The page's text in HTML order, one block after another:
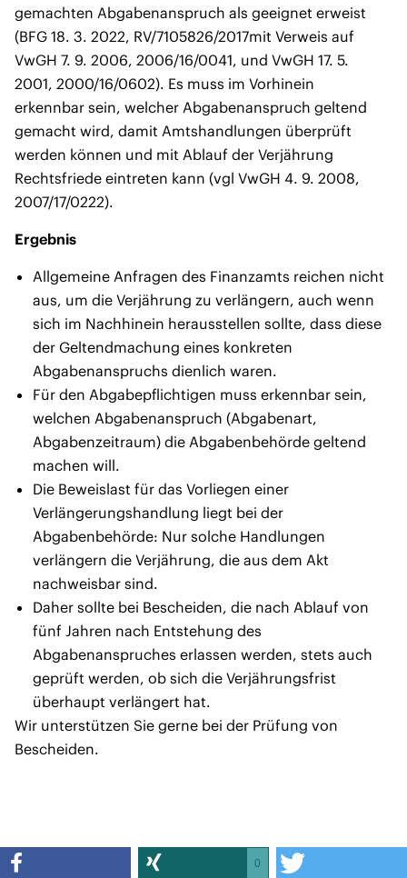
gemachten Abgabenanspruch als geeignet erweist
(BFG 18. 3. 2022, RV/7105826/2017mit Verweis auf
VwGH 7. 9. 2006, 2006/16/0041, und VwGH 17. 5.
2001, 2000/16/0602). Es muss im Vorhinein
erkennbar sein, welcher Abgabenanspruch geltend
gemacht wird, damit Amtshandlungen überprüft
werden können und mit Ablauf der Verjährung
Rechtsfriede eintreten kann (vgl VwGH 4. 9. 2008,
2007/17/0222).
Ergebnis
Allgemeine Anfragen des Finanzamts reichen nicht
aus, um die Verjährung zu verlängern, auch wenn
sich im Nachhinein herausstellen sollte, dass diese
der Geltendmachung eines konkreten
Abgabenanspruchs dienlich waren.
Für den Abgabepflichtigen muss erkennbar sein,
welchen Abgabenanspruch (Abgabenart,
Abgabenzeitraum) die Abgabenbehörde geltend
machen will.
Die Beweislast für das Vorliegen einer
Verlängerungshandlung liegt bei der
Abgabenbehörde: Nur solche Handlungen
verlängern die Verjährung, die aus dem Akt
nachweisbar sind.
Daher sollte bei Bescheiden, die nach Ablauf von
fünf Jahren nach Entstehung des
Abgabenanspruches erlassen werden, stets auch
geprüft werden, ob sich die Verjährungsfrist
überhaupt verlängert hat.
Wir unterstützen Sie gerne bei der Prüfung von
Bescheiden.
0